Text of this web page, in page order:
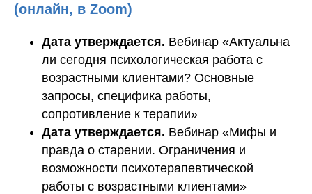
(онлайн, в Zoom)
Дата утверждается. Вебинар «Актуальна
ли сегодня психологическая работа с
возрастными клиентами? Основные
запросы, специфика работы,
сопротивление к терапии»
Дата утверждается. Вебинар «Мифы и
правда о старении. Ограничения и
возможности психотерапевтической
работы с возрастными клиентами»